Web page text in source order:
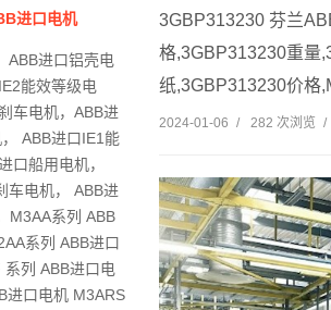
进口电机
ABB进口铝壳电
能效等级电
车电机，ABB进
ABB进口IE1能
口船用电机，
车电机， ABB进
M3AA系列 ABB
系列 ABB进口
列 ABB进口电
进口电机 M3ARS
3GBP313230 芬兰
格,3GBP313230重量
纸,3GBP313230价格
2024-01-06 / 282 次浏览 /